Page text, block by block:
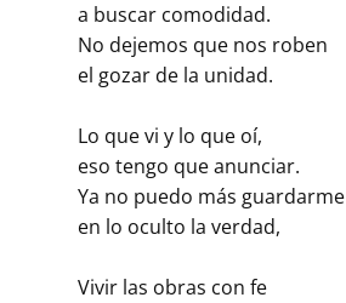
a buscar comodidad.
No dejemos que nos roben
el gozar de la unidad.
Lo que vi y lo que oí,
eso tengo que anunciar.
Ya no puedo más guardarme
en lo oculto la verdad,
Vivir las obras con fe